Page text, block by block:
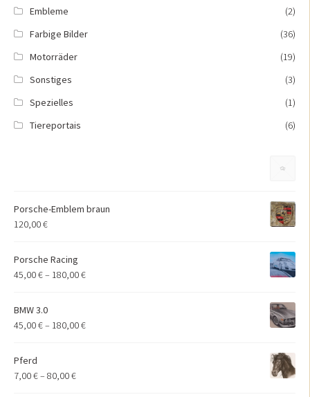
Embleme
(2)
Farbige Bilder
(36)
Motorräder
(19)
Sonstiges
(3)
Spezielles
(1)
Tiereportais
(6)
Porsche-Emblem braun
120,00€
Porsche Racing
45,00€– 180,00€
BMW 3.0
45,00€– 180,00€
Pferd
7,00€– 80,00€